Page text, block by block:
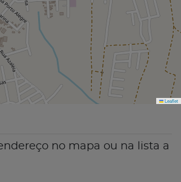
Leaflet
no mapa ou na lista a